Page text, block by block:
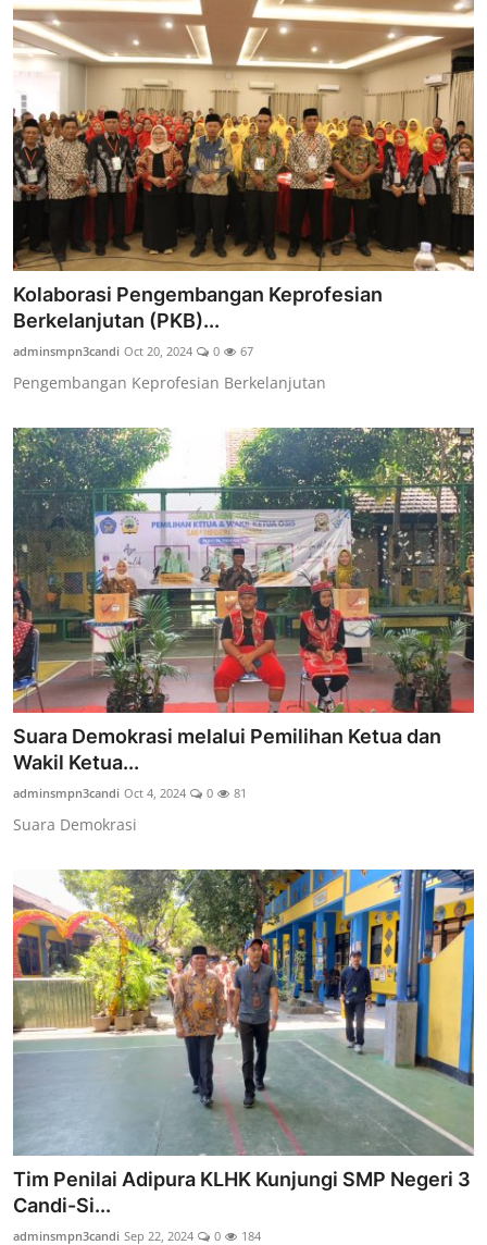
Kolaborasi Pengembangan Keprofesian
Berkelanjutan (PKB)...
adminsmpn3candi Oct 20, 2024 0 67
Pengembangan Keprofesian Berkelanjutan
Suara Demokrasi melalui Pemilihan Ketua dan
Wakil Ketua...
adminsmpn3candi Oct 4, 2024 0 81
Suara Demokrasi
Tim Penilai Adipura KLHK Kunjungi SMP Negeri 3
Candi-Si...
adminsmpn3candi Sep 22, 2024 0 184